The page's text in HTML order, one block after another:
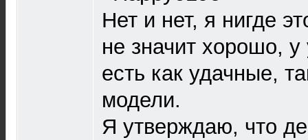
Нет и нет, я нигде
не значит хорошо,
есть как удачные,
модели.
Я утверждаю, что